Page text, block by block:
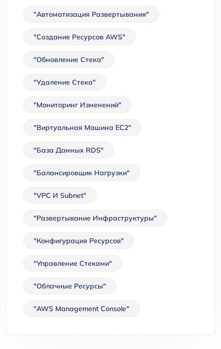
"Автоматизация Развертывания"
"Создание Ресурсов AWS"
"Обновление Стека"
"Удаление Стека"
"Мониторинг Изменений"
"Виртуальная Машина EC2"
"База Данных RDS"
"Балансировщик Нагрузки"
"VPC И Subnet"
"Развертывание Инфраструктуры"
"Конфигурация Ресурсов"
"Управление Стеками"
"Облачные Ресурсы"
"AWS Management Console"